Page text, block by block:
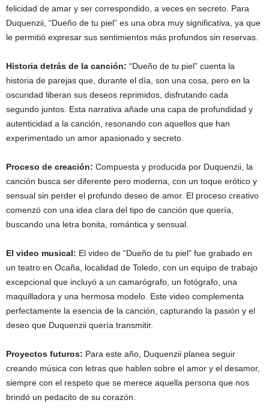
felicidad de amar y ser correspondido, a veces en secreto. Para
Duquenzii, “Dueño de tu piel” es una obra muy significativa, ya que
le permitió expresar sus sentimientos más profundos sin reservas.
Historia detrás de la canción: “Dueño de tu piel” cuenta la
historia de parejas que, durante el día, son una cosa, pero en la
oscuridad liberan sus deseos reprimidos, disfrutando cada
segundo juntos. Esta narrativa añade una capa de profundidad y
autenticidad a la canción, resonando con aquellos que han
experimentado un amor apasionado y secreto.
Proceso de creación: Compuesta y producida por Duquenzii, la
canción busca ser diferente pero moderna, con un toque erótico y
sensual sin perder el profundo deseo de amor. El proceso creativo
comenzó con una idea clara del tipo de canción que quería,
buscando una letra bonita, romántica y sensual.
El video musical: El video de “Dueño de tu piel” fue grabado en
un teatro en Ocaña, localidad de Toledo, con un equipo de trabajo
excepcional que incluyó a un camarógrafo, un fotógrafo, una
maquilladora y una hermosa modelo. Este video complementa
perfectamente la esencia de la canción, capturando la pasión y el
deseo que Duquenzii quería transmitir.
Proyectos futuros: Para este año, Duquenzii planea seguir
creando música con letras que hablen sobre el amor y el desamor,
siempre con el respeto que se merece aquella persona que nos
brindó un pedacito de su corazón.